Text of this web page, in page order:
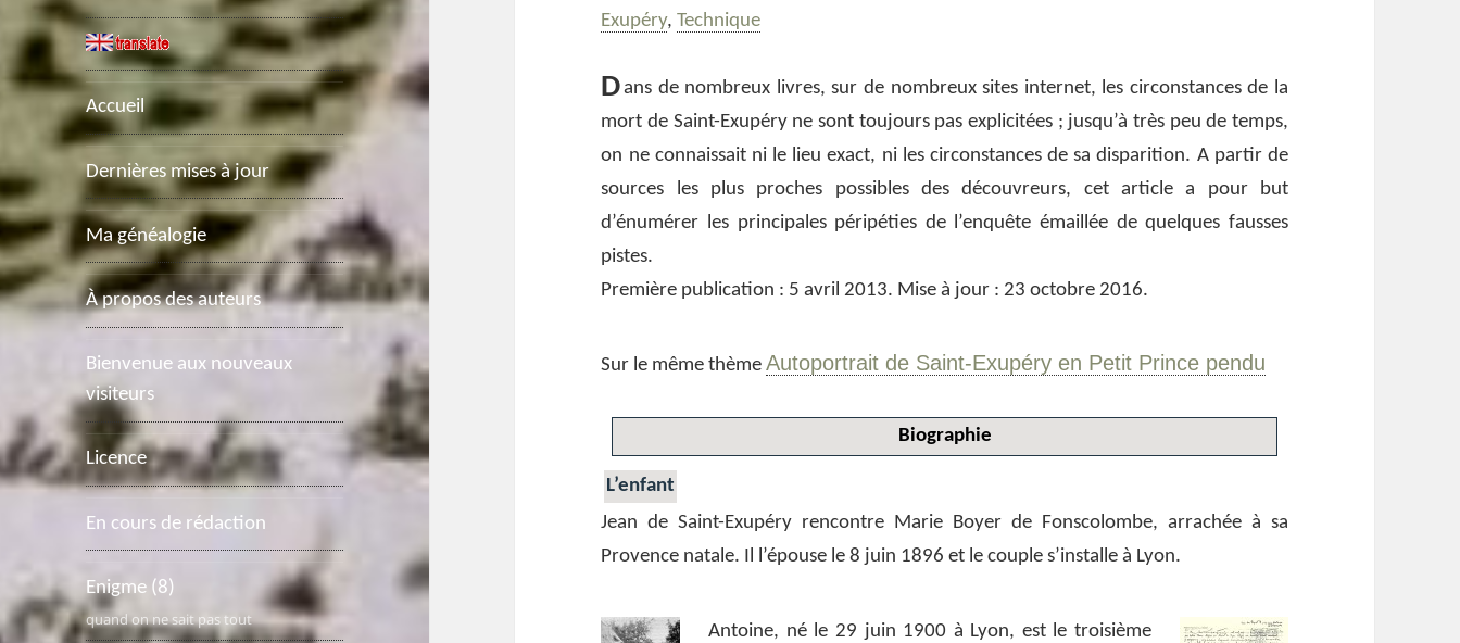
Accueil
Dernières mises à jour
Ma généalogie
À propos des auteurs
Bienvenue aux nouveaux
visiteurs
Licence
En cours de rédaction
Enigme (8)
quand on ne sait pas tout
le
Exupéry,Technique
Dans de nombreux livres, sur de nombreux sites internet, les circonstances de la
mort de Saint-Exupéry ne sont toujours pas explicitées ; jusqu’à très peu de temps,
on ne connaissait ni le lieu exact, ni les circonstances de sa disparition. A partir de
sources les plus proches possibles des découvreurs, cet article a pour but
d’énumérer les principales péripéties de l’enquête émaillée de quelques fausses
pistes.
Première publication : 5 avril 2013. Mise à jour : 23 octobre 2016.
Sur le même thèmeAutoportrait de Saint-Exupéry en Petit Prince pendu
Biographie
L’enfant
Jean de Saint-Exupéry rencontre Marie Boyer de Fonscolombe, arrachée à sa
Provence natale. Il l’épouse le 8 juin 1896 et le couple s’installe à Lyon.
Antoine, né le 29 juin 1900 à Lyon, est le troisième